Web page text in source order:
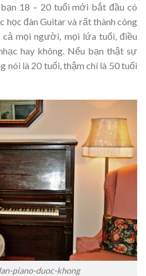
18 – 20 tuổi mới bắt đầu có
học đàn Guitar và rất thành công
mọi người, mọi lứa tuổi, điều
hay không. Nếu bạn thật sự
nói là 20 tuổi, thậm chí là 50 tuổi
piano-duoc-khong